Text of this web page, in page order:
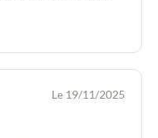
Le 19/11/2025